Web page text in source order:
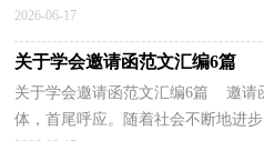
么写好邀请函吗？下面是小编精心整
2026-06-17
关于学会邀请函范文汇编6篇
关于学会邀请函范文汇编6篇 邀请
体，首尾呼应。随着社会不断地进